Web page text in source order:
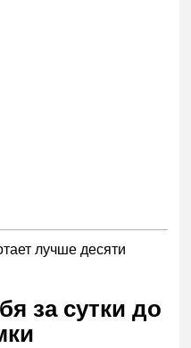
лучше десяти
за сутки до